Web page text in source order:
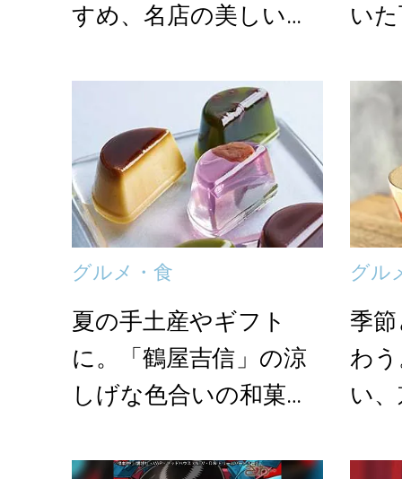
すめ、名店の美しい和
い
グルメ・食
夏の手土産やギフト
に。「鶴屋吉信」の涼
しげな色合いの和菓子
グル
季
わ
い